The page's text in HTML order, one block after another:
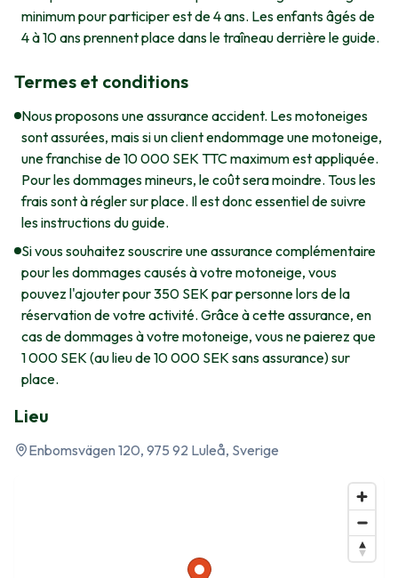
minimum pour participer est de 4 ans. Les enfants âgés de
4 à 10 ans prennent place dans le traîneau derrière le guide.
Termes et conditions
Nous proposons une assurance accident. Les motoneiges
sont assurées, mais si un client endommage une motoneige,
une franchise de 10 000 SEK TTC maximum est appliquée.
Pour les dommages mineurs, le coût sera moindre. Tous les
frais sont à régler sur place. Il est donc essentiel de suivre
les instructions du guide.
Si vous souhaitez souscrire une assurance complémentaire
pour les dommages causés à votre motoneige, vous
pouvez l'ajouter pour 350 SEK par personne lors de la
réservation de votre activité. Grâce à cette assurance, en
cas de dommages à votre motoneige, vous ne paierez que
1 000 SEK (au lieu de 10 000 SEK sans assurance) sur
place.
Lieu
Enbomsvägen 120, 975 92 Luleå, Sverige